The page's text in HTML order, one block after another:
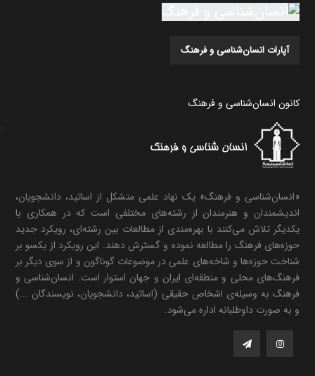
آپارات انسان‌شناسی و فرهنگ
کانون انسان‌شناسی و فرهنگ
«انسان‌شناسی و فرهنگ» یک نهاد علمی متشکل از اساتید، دانشجویان،
اندیشمندان و هنرمندان از رشته‌های مختلفی است که در همکاری با
یکدیگر تلاش می‌کنند با بهره‌مندی از مطالعات بین رشته‌ای، رویکرد جدید
حوزه‌های فرهنگ را مطالعه نموده و گسترش دهند. این رویکرد از یکسو بر
شناخت حوزه‌ها و شاخه‌های علمی در موضوعات گوناگون و از سوی دیگر بر
فرهنگ‌های محلی و منطقه‌ای ایران و جهان استوار است. انسان‌شناسی و
فرهنگ به وسیله‌ی اشخاص حقیقی (اساتید، دانشجویان، نویسندگان ...)
و به صورت داوطلبانه اداره می‌شود.